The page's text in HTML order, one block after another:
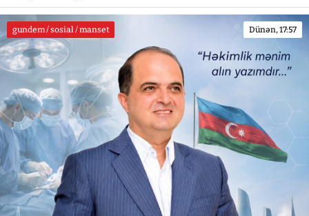
gundem / sosial / manset Dünən, 17:57